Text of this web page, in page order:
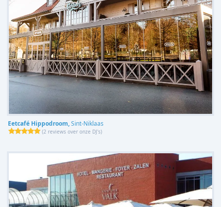
Eetcafé Hippodroom,Sint-Niklaas
(2 reviews over onze DJ's)